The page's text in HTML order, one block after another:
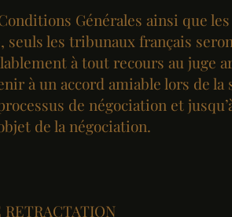
Générales ainsi que
seuls les tribunaux français
à tout recours au juge
à un accord amiable lors de
de négociation et
de la négociation.